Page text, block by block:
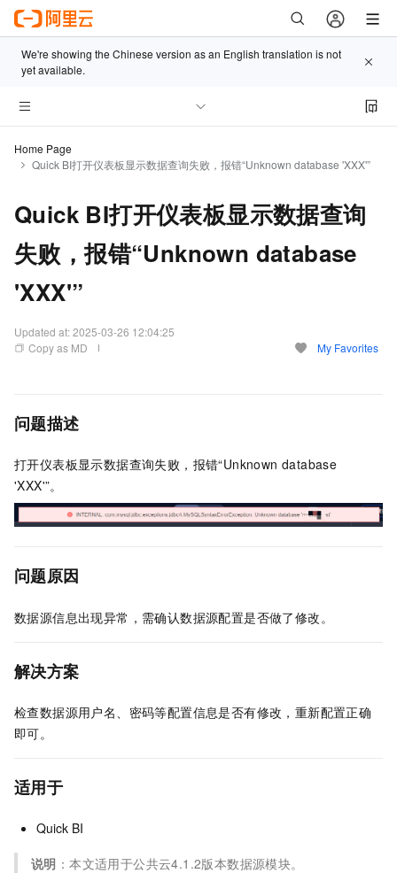
We're showing the Chinese version as an English translation is not
yet available.
Home Page
Quick BI打开仪表板显示数据查询失败，报错“Unknown database 'XXX'”
Quick BI打开仪表板显示数据查询
失败，报错“Unknown database
'XXX'”
Updated at:2025-03-26 12:04:25
Copy as MD
My Favorites
问题描述
打开仪表板显示数据查询失败，报错“Unknown database
'XXX'”。
问题原因
数据源信息出现异常，需确认数据源配置是否做了修改。
解决方案
检查数据源用户名、密码等配置信息是否有修改，重新配置正确
即可。
适用于
Quick BI
说明 ：本文适用于公共云4.1.2版本数据源模块。